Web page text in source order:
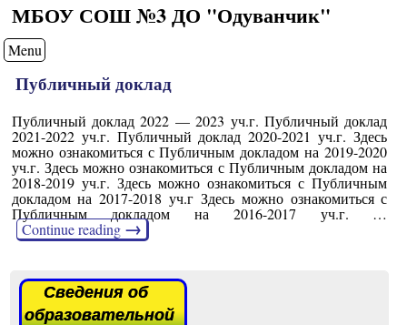
МБОУ СОШ №3 ДО "Одуванчик"
Menu
Публичный доклад
Публичный доклад 2022 — 2023 уч.г. Публичный доклад
2021-2022 уч.г. Публичный доклад 2020-2021 уч.г. Здесь
можно ознакомиться с Публичным докладом на 2019-2020
уч.г. Здесь можно ознакомиться с Публичным докладом на
2018-2019 уч.г. Здесь можно ознакомиться с Публичным
докладом на 2017-2018 уч.г Здесь можно ознакомиться с
Публичным докладом на 2016-2017 уч.г. …
Continue reading→
Сведения об
образовательной